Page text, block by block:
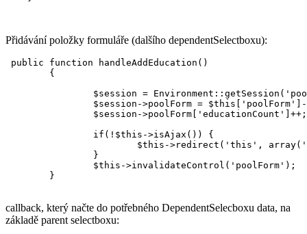
Přidávání položky formuláře (dalšího dependentSelectboxu):
public function handleAddEducation()
        {
$session =
$session->poolForm =
                $session->poolForm['educationCount']++;
                if(!$this->isAjax()) {
$this->redirect('this',
                }
                $this->invalidateControl('poolForm');
        }
callback, který načte do potřebného DependentSelecboxu data, na
základě parent selectboxu: